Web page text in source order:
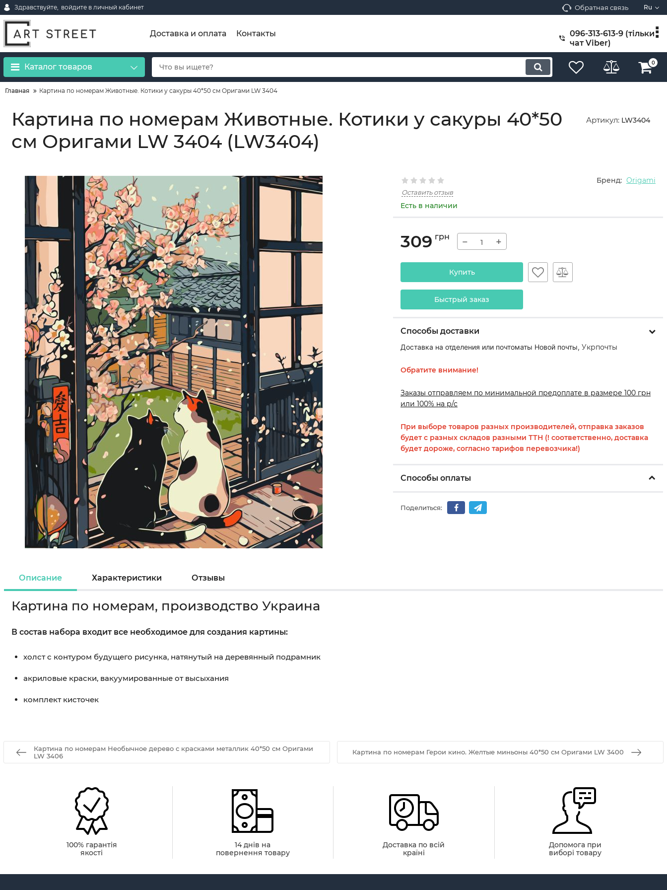
Здравствуйте, войдите в личный кабинет Обратная связь Ru
Доставка и оплата Контакты
096-313-613-9 (тільки
чат Viber)
Каталог товаров 0
Главная Картина по номерам Животные. Котики у сакуры 40*50 см Оригами LW 3404
Картина по номерам Животные. Котики у сакуры 40*50
см Оригами LW 3404 (LW3404)
Артикул: LW3404
Бренд: Origami
Оставить отзыв
Есть в наличии
309 грн − +
Купить
Быстрый заказ
Способы доставки
Доставка на отделения или почтоматы Новой почты, Укрпочты
Обратите внимание!
Заказы отправляем по минимальной предоплате в размере 100 грн
или 100% на р/с
При выборе товаров разных производителей, отправка заказов
будет с разных складов разными ТТН (! соответственно, доставка
будет дороже, согласно тарифов перевозчика!)
Способы оплаты
Поделиться:
Описание Характеристики Отзывы
Картина по номерам, производство Украина
В состав набора входит все необходимое для создания картины:
холст с контуром будущего рисунка, натянутый на деревянный подрамник
акриловые краски, вакуумированные от высыхания
комплект кисточек
Картина по номерам Необычное дерево с красками металлик 40*50 см Оригами
LW 3406
Картина по номерам Герои кино. Желтые миньоны 40*50 см Оригами LW 3400
100% гарантія
якості
14 днів на
повернення товару
Доставка по всій
країні
Допомога при
виборі товару